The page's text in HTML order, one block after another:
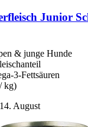
Junior
& junge Hunde
3-Fettsäuren
kg)
August